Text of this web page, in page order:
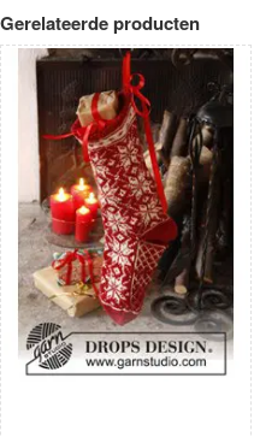
Gerelateerde producten